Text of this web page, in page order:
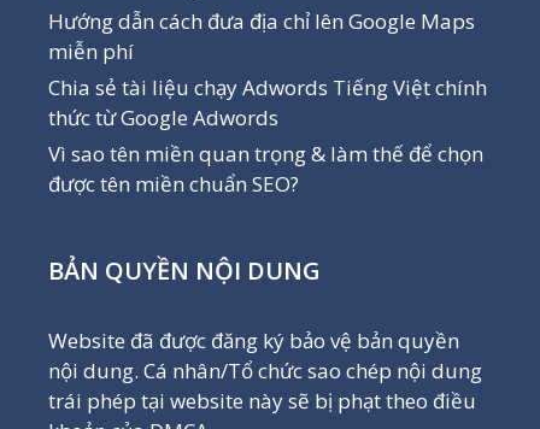
Hướng dẫn cách đưa địa chỉ lên Google Maps
miễn phí
Chia sẻ tài liệu chạy Adwords Tiếng Việt chính
thức từ Google Adwords
Vì sao tên miền quan trọng & làm thế để chọn
được tên miền chuẩn SEO?
BẢN QUYỀN NỘI DUNG
Website đã được đăng ký bảo vệ bản quyền
nội dung. Cá nhân/Tổ chức sao chép nội dung
trái phép tại website này sẽ bị phạt theo điều